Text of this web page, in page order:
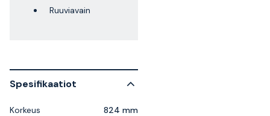
Ruuviavain
Spesifikaatiot
Korkeus 824 mm